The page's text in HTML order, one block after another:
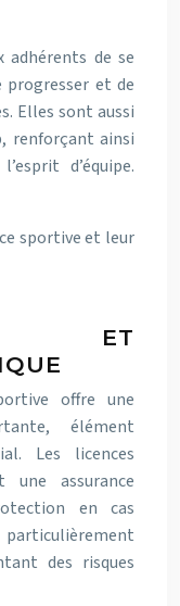
de se
progresser et de
Elles sont aussi
renforçant ainsi
d’équipe.
sportive et leur
ET
offre une
élément
Les licences
une assurance
en cas
des risques